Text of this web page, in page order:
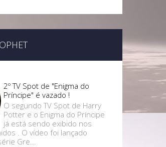
2º TV Spot de "Enigma do
Príncipe" é vazado !
O segundo TV Spot de Harry
Potter e o Enigma do Príncipe
já está sendo exibido nos
. O vídeo foi lançado
Gre...